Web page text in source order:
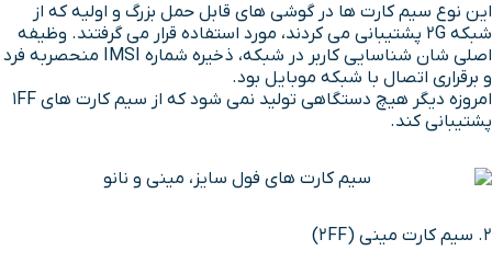
این نوع سیم کارت ها در گوشی های قابل حمل بزرگ و اولیه که از
شبکه ۲G پشتیبانی می کردند، مورد استفاده قرار می گرفتند. وظیفه
اصلی شان شناسایی کاربر در شبکه، ذخیره شماره IMSI منحصربه فرد
و برقراری اتصال با شبکه موبایل بود.
امروزه دیگر هیچ دستگاهی تولید نمی شود که از سیم کارت های 1FF
پشتیبانی کند.
۲. سیم کارت مینی (2FF)